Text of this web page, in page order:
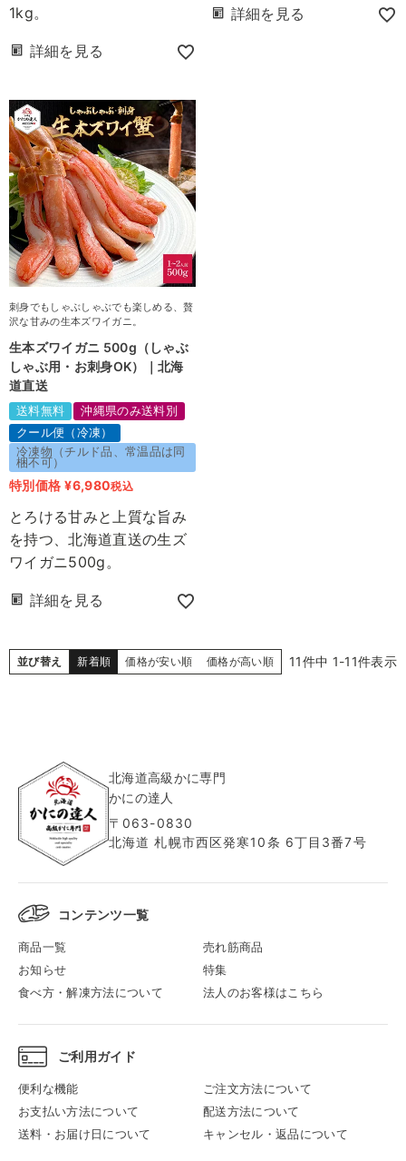
1kg。
詳細を見る
詳細を見る
刺身でもしゃぶしゃぶでも楽しめる、贅
沢な甘みの生本ズワイガニ。
生本ズワイガニ 500g（しゃぶ
しゃぶ用・お刺身OK）｜北海
道直送
送料無料
沖縄県のみ送料別
クール便（冷凍）
冷凍物（チルド品、常温品は同
梱不可）
特別価格 ¥6,980税込
とろける甘みと上質な旨み
を持つ、北海道直送の生ズ
ワイガニ500g。
詳細を見る
並び替え 新着順 価格が安い順 価格が高い順 11件中 1-11件表示
北海道高級かに専門
かにの達人
〒063-0830
北海道 札幌市西区発寒10条 6丁目3番7号
コンテンツ一覧
商品一覧
売れ筋商品
お知らせ
特集
食べ方・解凍方法について
法人のお客様はこちら
ご利用ガイド
便利な機能
ご注文方法について
お支払い方法について
配送方法について
送料・お届け日について
キャンセル・返品について